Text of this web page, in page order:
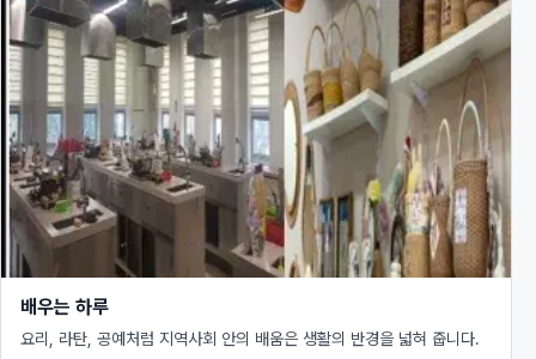
배우는 하루
요리, 라탄, 공예처럼 지역사회 안의 배움은 생활의 반경을 넓혀 줍니다.